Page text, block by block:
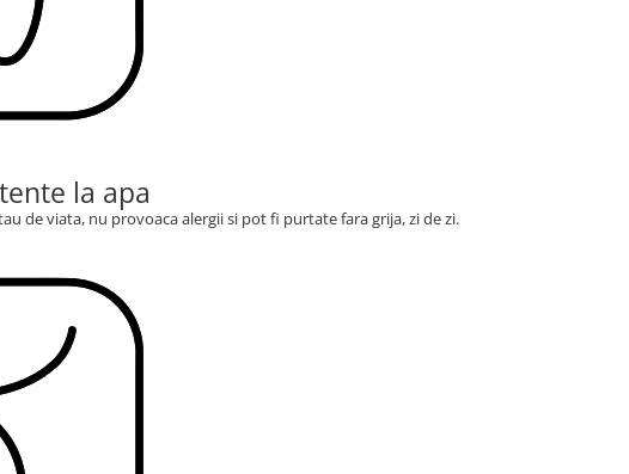
la apa
de viata, nu provoaca alergii si pot fi purtate fara grija, zi de zi.